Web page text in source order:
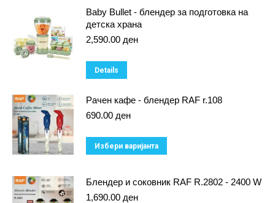
Baby Bullet - блендер за подготовка на
детска храна
2,590.00 ден
Details
Рачен кафе - блендер RAF r.108
690.00 ден
Избери варијанта
has
Блендер и соковник RAF R.2802 - 2400 W
1,690.00 ден